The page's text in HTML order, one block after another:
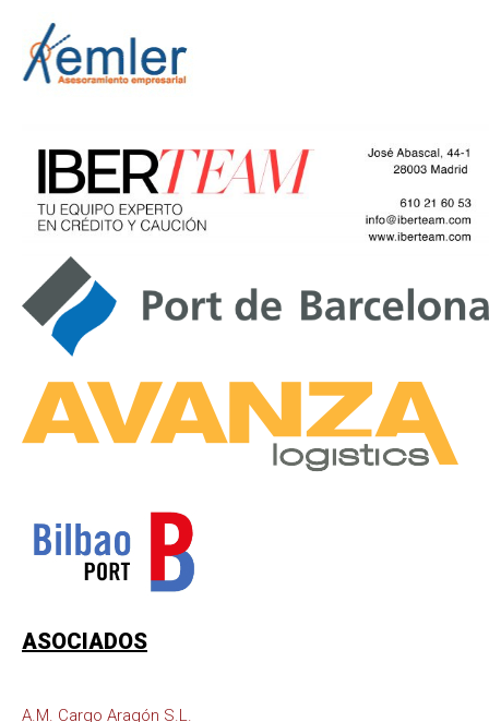
ASOCIADOS
A.M. Cargo Aragón S.L.